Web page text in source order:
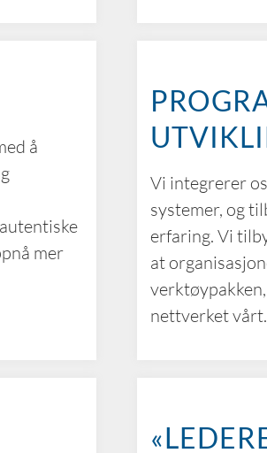
å
mer
Vi integrerer
systemer, og
erfaring. Vi
at
nettverket vårt.